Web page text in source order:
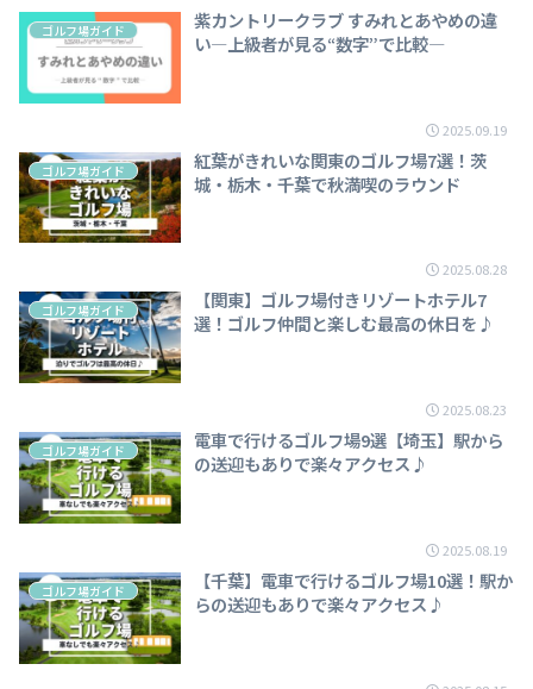
ゴルフ場ガイド
紫カントリークラブ すみれとあやめの違
い―上級者が見る“数字”で比較―
2025.09.19
ゴルフ場ガイド
紅葉がきれいな関東のゴルフ場7選！茨
城・栃木・千葉で秋満喫のラウンド
2025.08.28
ゴルフ場ガイド
【関東】ゴルフ場付きリゾートホテル7
選！ゴルフ仲間と楽しむ最高の休日を♪
2025.08.23
ゴルフ場ガイド
電車で行けるゴルフ場9選【埼玉】駅から
の送迎もありで楽々アクセス♪
2025.08.19
ゴルフ場ガイド
【千葉】電車で行けるゴルフ場10選！駅か
らの送迎もありで楽々アクセス♪